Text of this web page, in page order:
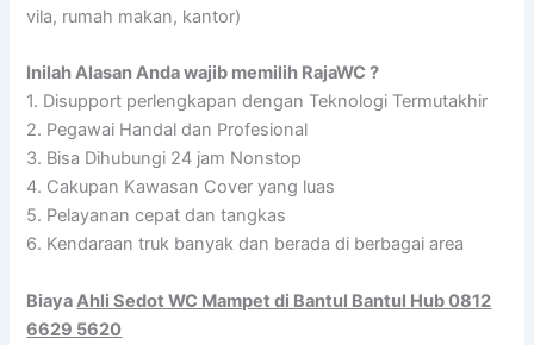
vila, rumah makan, kantor)
Inilah Alasan Anda wajib memilih RajaWC ?
1. Disupport perlengkapan dengan Teknologi Termutakhir
2. Pegawai Handal dan Profesional
3. Bisa Dihubungi 24 jam Nonstop
4. Cakupan Kawasan Cover yang luas
5. Pelayanan cepat dan tangkas
6. Kendaraan truk banyak dan berada di berbagai area
BiayaAhli Sedot WC Mampet di Bantul Bantul Hub 0812
6629 5620